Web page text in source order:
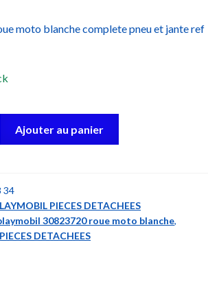
moto blanche complete pneu et jante ref
Ajouter au panier
34
PIECES DETACHEES
30823720 roue moto blanche,
DETACHEES